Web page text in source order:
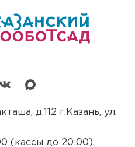
д.112 г.Казань, ул.
(кассы до 20:00).